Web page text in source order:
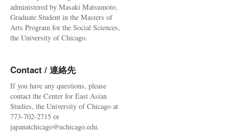
administered by Masaki Matsumoto,
Graduate Student in the Masters of
Arts Program for the Social Sciences,
the University of Chicago.
Contact / 連絡先
If you have any questions, please
contact the Center for East Asian
Studies, the University of Chicago at
773-702-2715 or
japanatchicago@uchicago.edu.